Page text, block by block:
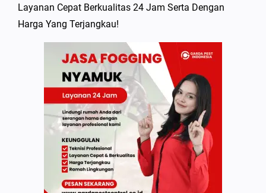
Layanan Cepat Berkualitas 24 Jam Serta Dengan
Harga Yang Terjangkau!